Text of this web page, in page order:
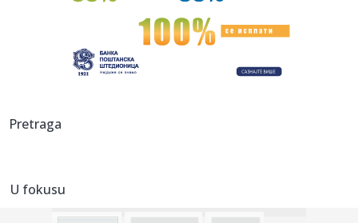
Najavljen Touring Superleggera Veloce12 Aperta
23:01:Koliko intimni odnos zaista treba da traje da bi žena
23:01:
Pretraga
U fokusu